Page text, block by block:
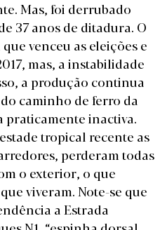
Mas, foi derrubado
37 anos de ditadura. O
venceu as eleições e
mas, a instabilidade
a produção continua
caminho de ferro da
praticamente inactiva.
tropical recente as
perderam todas
o exterior, o que
viveram. Note-se que
a Estrada